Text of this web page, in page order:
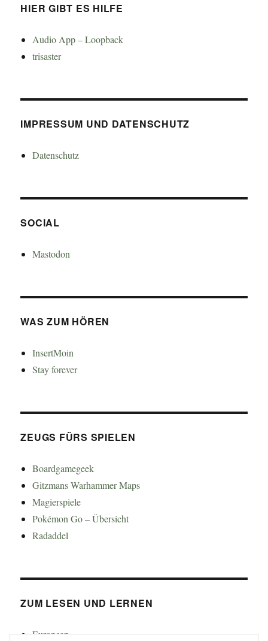
HIER GIBT ES HILFE
Audio App – Loopback
trisaster
IMPRESSUM UND DATENSCHUTZ
Datenschutz
SOCIAL
Mastodon
WAS ZUM HÖREN
InsertMoin
Stay forever
ZEUGS FÜRS SPIELEN
Boardgamegeek
Gitzmans Warhammer Maps
Magierspiele
Pokémon Go – Übersicht
Radaddel
ZUM LESEN UND LERNEN
Euroncap